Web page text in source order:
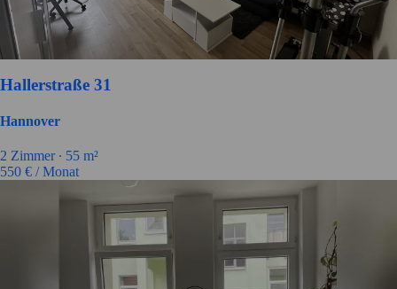
Hallerstraße 31
Hannover
2 Zimmer ∙ 55 m²
550 € / Monat